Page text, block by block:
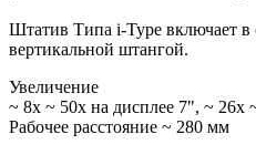
Штатив Типа i-Type включает в
вертикальной штангой.
Увеличение
~ 8х ~ 50х на дисплее 7", ~ 26х
Рабочее расстояние ~ 280 мм